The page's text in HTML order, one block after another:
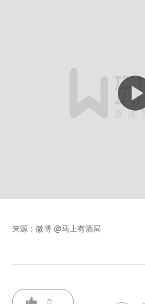
来源：微博 @马上有酒局
0